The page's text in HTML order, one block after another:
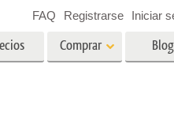
Comprar Blog
FAQ Registrarse Iniciar